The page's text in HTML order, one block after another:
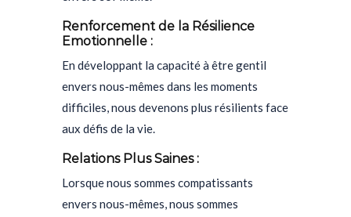
Renforcement de la Résilience
Emotionnelle :
En développant la capacité à être gentil
envers nous-mêmes dans les moments
difficiles, nous devenons plus résilients face
aux défis de la vie.
Relations Plus Saines :
Lorsque nous sommes compatissants
envers nous-mêmes, nous sommes